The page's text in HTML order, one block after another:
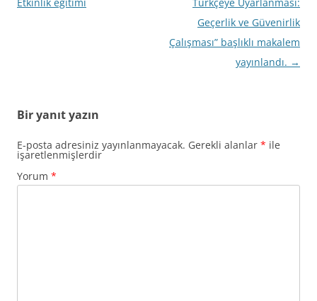
Geçerlik ve Güvenirlik
Çalışması” başlıklı makalem
yayınlandı. →
Bir yanıt yazın
E-posta adresiniz yayınlanmayacak. Gerekli alanlar * ile
işaretlenmişlerdir
Yorum *